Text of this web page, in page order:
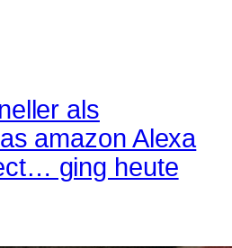
als
amazon Alexa
ging heute